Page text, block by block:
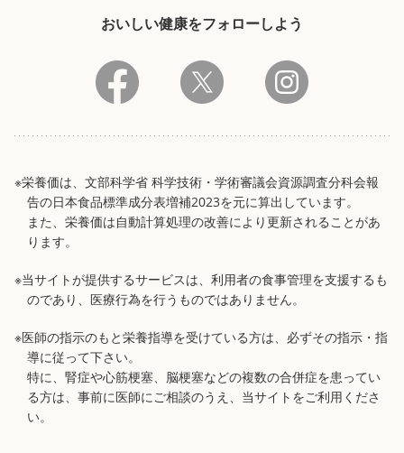
おいしい健康をフォローしよう
※栄養価は、文部科学省 科学技術・学術審議会資源調査分科会報
告の日本食品標準成分表増補2023を元に算出しています。
また、栄養価は自動計算処理の改善により更新されることがあ
ります。
※当サイトが提供するサービスは、利用者の食事管理を支援するも
のであり、医療行為を行うものではありません。
※医師の指示のもと栄養指導を受けている方は、必ずその指示・指
導に従って下さい。
特に、腎症や心筋梗塞、脳梗塞などの複数の合併症を患ってい
る方は、事前に医師にご相談のうえ、当サイトをご利用くださ
い。